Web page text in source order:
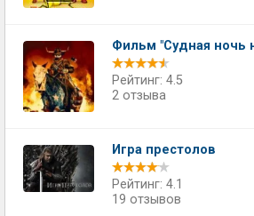
Фильм "Судная ночь
Рейтинг: 4.5
2 отзыва
Игра престолов
Рейтинг: 4.1
19 отзывов